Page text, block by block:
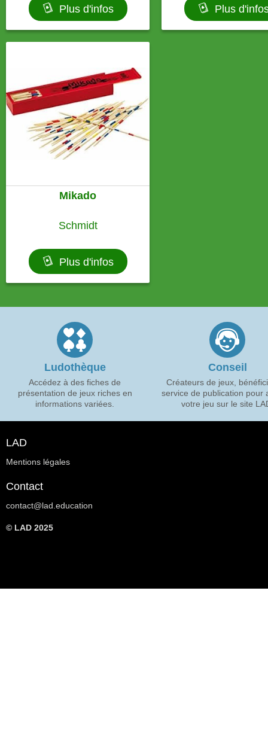
Plus d'infos Plus
Mikado
Schmidt
Plus d'infos
Ludothèque
Accédez à des fiches de
présentation de jeux riches en
informations variées.
Conseil
Créateurs de jeux,
service de publication pour
votre jeu sur le site
LAD
Mentions légales
Contact
contact@lad.education
© LAD 2025